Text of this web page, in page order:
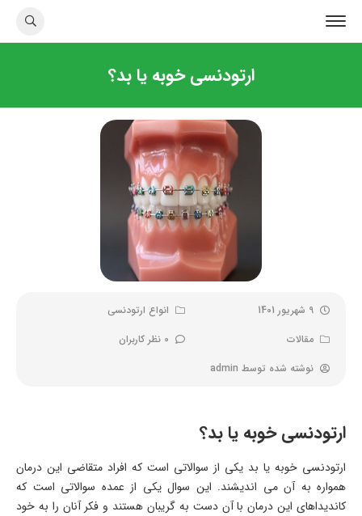
ارتودنسی خوبه یا بد؟
9 شهریور 1401
انواع ارتودنسی
مقالات
0 نظر کاربران
نوشته شده توسط admin
ارتودنسی خوبه یا بد؟
ارتودنسی خوبه یا بد یکی از سوالاتی است که افراد متقاضی این درمان
همواره به آن می اندیشند. این سوال یکی از عمده سوالاتی است که
کاندیداهای این درمان با آن دست به گریبان هستند و فکر آنان را به خود